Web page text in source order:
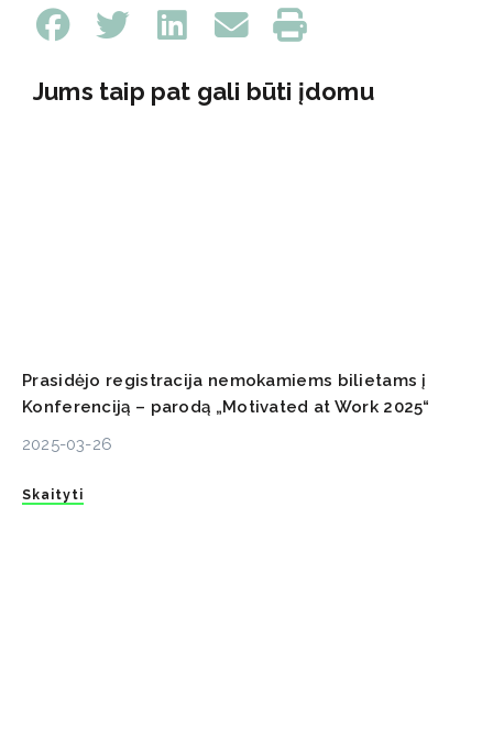
Jums taip pat gali būti įdomu
Prasidėjo registracija nemokamiems bilietams į
Konferenciją – parodą „Motivated at Work 2025“
2025-03-26
Skaityti